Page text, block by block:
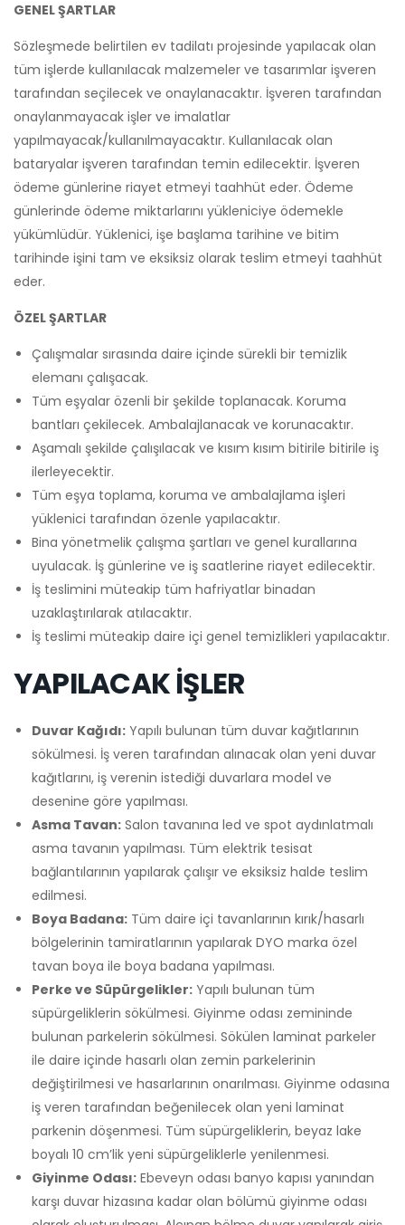
GENEL ŞARTLAR
Sözleşmede belirtilen ev tadilatı projesinde yapılacak olan
tüm işlerde kullanılacak malzemeler ve tasarımlar işveren
tarafından seçilecek ve onaylanacaktır. İşveren tarafından
onaylanmayacak işler ve imalatlar
yapılmayacak/kullanılmayacaktır. Kullanılacak olan
bataryalar işveren tarafından temin edilecektir. İşveren
ödeme günlerine riayet etmeyi taahhüt eder. Ödeme
günlerinde ödeme miktarlarını yükleniciye ödemekle
yükümlüdür. Yüklenici, işe başlama tarihine ve bitim
tarihinde işini tam ve eksiksiz olarak teslim etmeyi taahhüt
eder.
ÖZEL ŞARTLAR
Çalışmalar sırasında daire içinde sürekli bir temizlik
elemanı çalışacak.
Tüm eşyalar özenli bir şekilde toplanacak. Koruma
bantları çekilecek. Ambalajlanacak ve korunacaktır.
Aşamalı şekilde çalışılacak ve kısım kısım bitirile bitirile iş
ilerleyecektir.
Tüm eşya toplama, koruma ve ambalajlama işleri
yüklenici tarafından özenle yapılacaktır.
Bina yönetmelik çalışma şartları ve genel kurallarına
uyulacak. İş günlerine ve iş saatlerine riayet edilecektir.
İş teslimini müteakip tüm hafriyatlar binadan
uzaklaştırılarak atılacaktır.
İş teslimi müteakip daire içi genel temizlikleri yapılacaktır.
YAPILACAK İŞLER
Duvar Kağıdı: Yapılı bulunan tüm duvar kağıtlarının
sökülmesi. İş veren tarafından alınacak olan yeni duvar
kağıtlarını, iş verenin istediği duvarlara model ve
desenine göre yapılması.
Asma Tavan: Salon tavanına led ve spot aydınlatmalı
asma tavanın yapılması. Tüm elektrik tesisat
bağlantılarının yapılarak çalışır ve eksiksiz halde teslim
edilmesi.
Boya Badana: Tüm daire içi tavanlarının kırık/hasarlı
bölgelerinin tamiratlarının yapılarak DYO marka özel
tavan boya ile boya badana yapılması.
Perke ve Süpürgelikler: Yapılı bulunan tüm
süpürgeliklerin sökülmesi. Giyinme odası zemininde
bulunan parkelerin sökülmesi. Sökülen laminat parkeler
ile daire içinde hasarlı olan zemin parkelerinin
değiştirilmesi ve hasarlarının onarılması. Giyinme odasına
iş veren tarafından beğenilecek olan yeni laminat
parkenin döşenmesi. Tüm süpürgeliklerin, beyaz lake
boyalı 10 cm’lik yeni süpürgeliklerle yenilenmesi.
Giyinme Odası: Ebeveyn odası banyo kapısı yanından
karşı duvar hizasına kadar olan bölümü giyinme odası